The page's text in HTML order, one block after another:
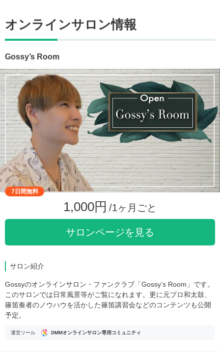
オンラインサロン情報
Gossy’s Room
7日間無料
1,000円 /1ヶ月ごと
サロンページを見る
サロン紹介
Gossyのオンラインサロン・ファンクラブ「Gossy’s Room」です。
このサロンでは日常風景等がご覧になれます。更に元プロ和太鼓、
篠笛奏者のノウハウを活かした篠笛講習会などのコンテンツも公開
予定。
運営ツール DMMオンラインサロン専用コミュニティ